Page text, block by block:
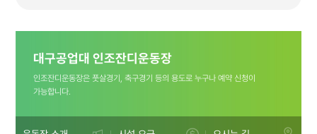
(플라스틱은
비워주세요 ㅠㅠ)
대구공업대 인조잔디운동장
인조잔디운동장은 풋살경기, 축구경기 등의 용도로 누구나 예약 신청이
가능합니다.